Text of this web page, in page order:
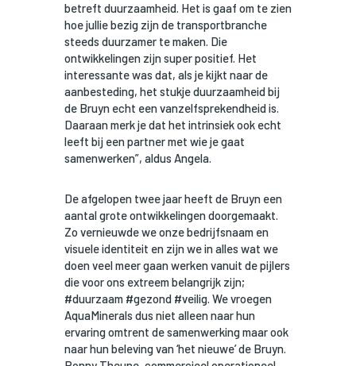
betreft duurzaamheid. Het is gaaf om te zien
hoe jullie bezig zijn de transportbranche
steeds duurzamer te maken. Die
ontwikkelingen zijn super positief. Het
interessante was dat, als je kijkt naar de
aanbesteding, het stukje duurzaamheid bij
de Bruyn echt een vanzelfsprekendheid is.
Daaraan merk je dat het intrinsiek ook echt
leeft bij een partner met wie je gaat
samenwerken”, aldus Angela.
De afgelopen twee jaar heeft de Bruyn een
aantal grote ontwikkelingen doorgemaakt.
Zo vernieuwde we onze bedrijfsnaam en
visuele identiteit en zijn we in alles wat we
doen veel meer gaan werken vanuit de pijlers
die voor ons extreem belangrijk zijn;
#duurzaam #gezond #veilig. We vroegen
AquaMinerals dus niet alleen naar hun
ervaring omtrent de samenwerking maar ook
naar hun beleving van ‘het nieuwe’ de Bruyn.